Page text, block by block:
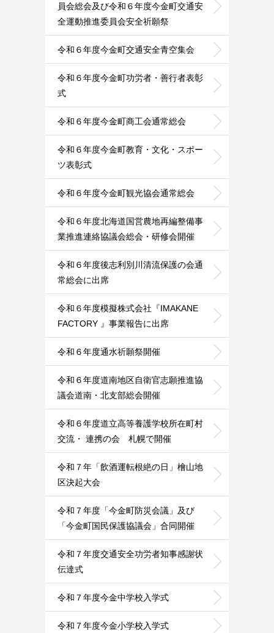
員会総会及び令和６年度今金町交通安
全運動推進委員会安全祈願祭
令和６年度今金町交通安全青空集会
令和６年度今金町功労者・善行者表彰
式
令和６年度今金町商工会通常総会
令和６年度今金町教育・文化・スポー
ツ表彰式
令和６年度今金町観光協会通常総会
令和６年度北海道国営農地再編整備事
業推進連絡協議会総会・研修会開催
令和６年度後志利別川清流保護の会通
常総会に出席
令和６年度模擬株式会社『IMAKANE
FACTORY 』事業報告に出席
令和６年度通水祈願祭開催
令和６年度道南地区自衛官志願推進協
議会道南・北支部総会開催
令和６年度道立高等養護学校所在町村
交流・ 連携の会 札幌で開催
令和７年「飲酒運転根絶の日」檜山地
区決起大会
令和７年度「今金町防災会議」及び
「今金町国民保護協議会」合同開催
令和７年度交通安全功労者知事感謝状
伝達式
令和７年度今金中学校入学式
令和７年度今金小学校入学式